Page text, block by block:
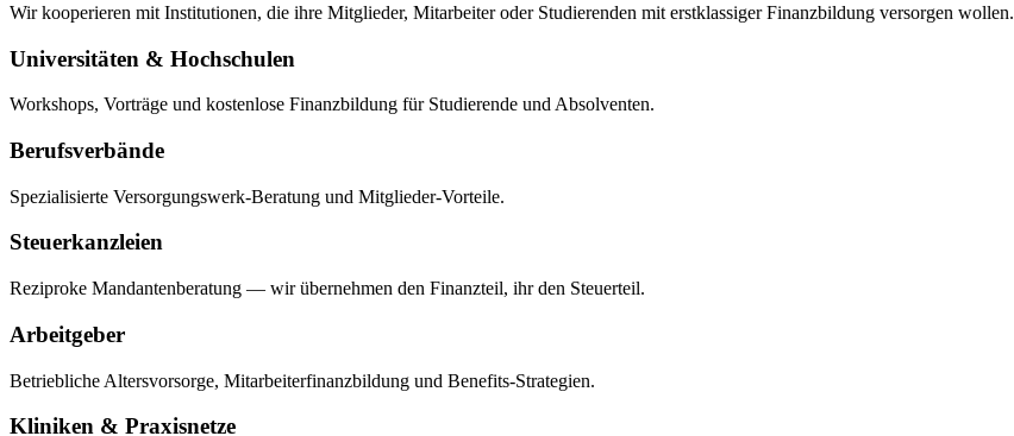
Wir kooperieren mit Institutionen, die ihre Mitglieder, Mitarbeiter oder Studierenden mit erstklassiger Finanzbildung versorgen wollen.
Universitäten & Hochschulen
Workshops, Vorträge und kostenlose Finanzbildung für Studierende und Absolventen.
Berufsverbände
Spezialisierte Versorgungswerk-Beratung und Mitglieder-Vorteile.
Steuerkanzleien
Reziproke Mandantenberatung — wir übernehmen den Finanzteil, ihr den Steuerteil.
Arbeitgeber
Betriebliche Altersvorsorge, Mitarbeiterfinanzbildung und Benefits-Strategien.
Kliniken & Praxisnetze